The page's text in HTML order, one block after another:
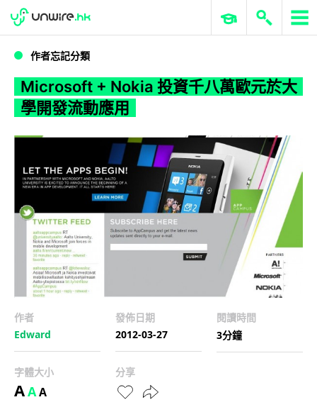
WWDC 2026 ERP 與商業 AI
作者忘記分類
Microsoft + Nokia 投資千八萬歐元於大
學開發流動應用
作者
Edward
發佈日期
2012-03-27
閱讀時間
3分鐘
字體大小
AAA
分享